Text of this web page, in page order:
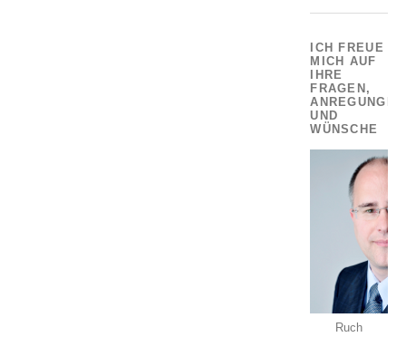
ICH FREUE
MICH AUF
IHRE
FRAGEN,
ANREGUNGEN
UND
WÜNSCHE
Ruch